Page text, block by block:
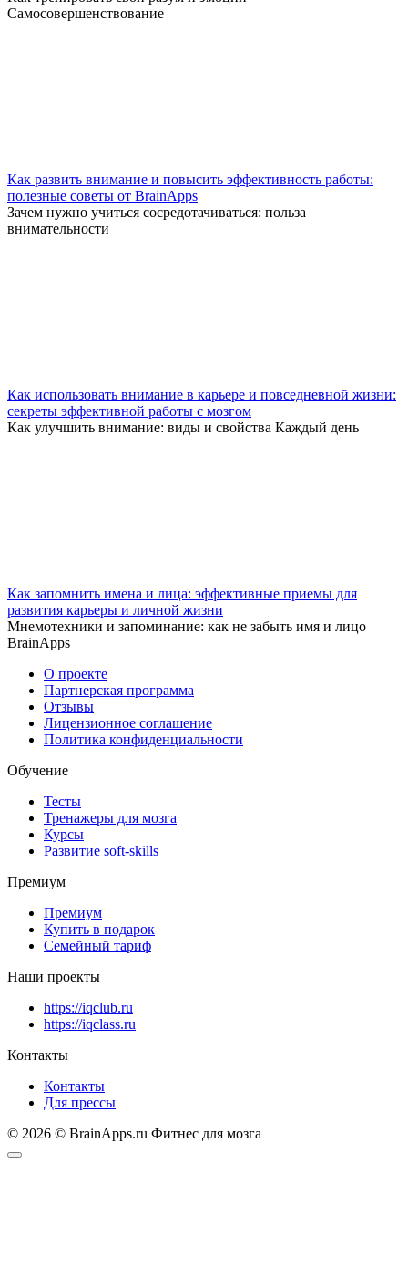
Самосовершенствование
Как развить внимание и повысить эффективность работы:
полезные советы от BrainApps
Зачем нужно учиться сосредотачиваться: польза
внимательности
Как использовать внимание в карьере и повседневной жизни:
секреты эффективной работы с мозгом
Как улучшить внимание: виды и свойства Каждый день
Как запомнить имена и лица: эффективные приемы для
развития карьеры и личной жизни
Мнемотехники и запоминание: как не забыть имя и лицо
BrainApps
О проекте
Партнерская программа
Отзывы
Лицензионное соглашение
Политика конфиденциальности
Обучение
Тесты
Тренажеры для мозга
Курсы
Развитие soft-skills
Премиум
Премиум
Купить в подарок
Семейный тариф
Наши проекты
https://iqclub.ru
https://iqclass.ru
Контакты
Контакты
Для прессы
© 2026 © BrainApps.ru Фитнес для мозга